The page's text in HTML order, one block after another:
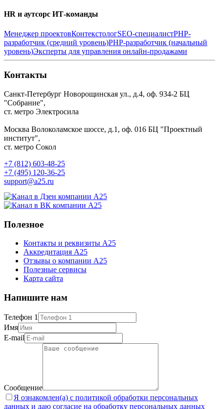
HR и аутсорс ИТ-команды
Менеджер проектовКонтекстологSEO-специалистPHP-
разработчик (средний уровень)PHP-разработчик (начальный
уровень)Эксперты для управления онлайн-продажами
Контакты
Санкт-Петербург Новорощинская ул., д.4, оф. 934-2 БЦ
"Собрание",
ст. метро Электросила
Москва Волоколамское шоссе, д.1, оф. 016 БЦ "Проектный
институт",
ст. метро Сокол
+7 (812) 603-48-25
+7 (495) 120-36-25
support@a25.ru
Полезное
Контакты и реквизиты А25
Аккредитация А25
Отзывы о компании А25
Полезные сервисы
Карта сайта
Напишите нам
Телефон 1
Имя
E-mail
Сообщение
Я ознакомлен(а) с политикой обработки персональных
данных и даю согласие на обработку персональных данных